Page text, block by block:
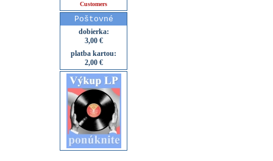
Customers
Poštovné
dobierka:
3,00 €
platba kartou:
2,00 €